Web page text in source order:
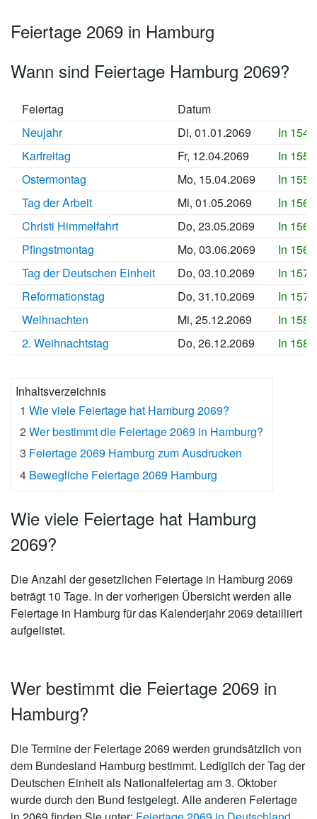
Feiertage 2069 in Hamburg
Wann sind Feiertage Hamburg 2069?
Feiertag
Datum
Neujahr
Di, 01.01.2069
In
Karfreitag
Fr, 12.04.2069
In
Ostermontag
Mo, 15.04.2069
In
Tag der Arbeit
Mi, 01.05.2069
In
Christi Himmelfahrt
Do, 23.05.2069
In
Pfingstmontag
Mo, 03.06.2069
In
Tag der Deutschen Einheit
Do, 03.10.2069
In
Reformationstag
Do, 31.10.2069
In
Weihnachten
Mi, 25.12.2069
In
2. Weihnachtstag
Do, 26.12.2069 In
Inhaltsverzeichnis
1 Wie viele Feiertage hat Hamburg 2069?
2 Wer bestimmt die Feiertage 2069 in Hamburg?
3 Feiertage 2069 Hamburg zum Ausdrucken
4 Bewegliche Feiertage 2069 Hamburg
Wie viele Feiertage hat Hamburg
2069?
Die Anzahl der gesetzlichen Feiertage in Hamburg 2069
beträgt 10 Tage. In der vorherigen Übersicht werden alle
Feiertage in Hamburg für das Kalenderjahr 2069 detailliert
aufgelistet.
Wer bestimmt die Feiertage 2069 in
Hamburg?
Die Termine der Feiertage 2069 werden grundsätzlich von
dem Bundesland Hamburg bestimmt. Lediglich der Tag der
Deutschen Einheit als Nationalfeiertag am 3. Oktober
wurde durch den Bund festgelegt. Alle anderen Feiertage